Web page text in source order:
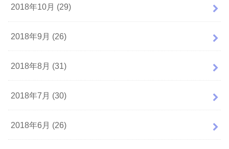
2018年10月 (29)
2018年9月 (26)
2018年8月 (31)
2018年7月 (30)
2018年6月 (26)